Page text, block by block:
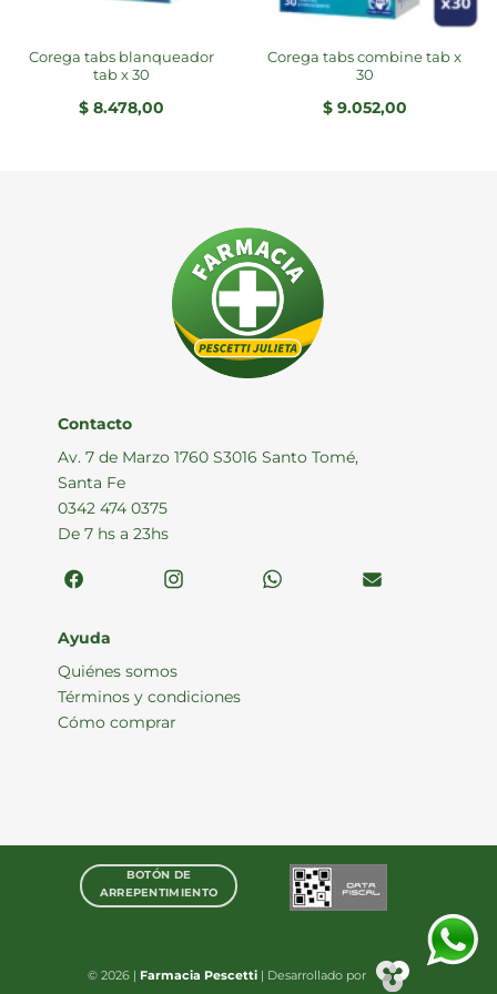
corega tabs blanqueador
tab x 30
$ 8.478,00
corega tabs combine tab x
30
$9.052,00
Contacto
Av. 7 de Marzo 1760 S3016 Santo Tomé,
Santa Fe
0342 474 0375
De 7 hs a 23hs
Ayuda
Quiénes somos
Términos y condiciones
Cómo comprar
BOTÓN DE
ARREPENTIMIENTO
© 2026 | Farmacia Pescetti | Desarrollado por